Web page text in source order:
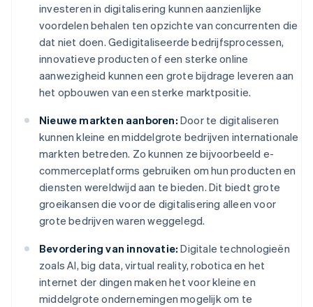
investeren in digitalisering kunnen aanzienlijke
voordelen behalen ten opzichte van concurrenten die
dat niet doen. Gedigitaliseerde bedrijfsprocessen,
innovatieve producten of een sterke online
aanwezigheid kunnen een grote bijdrage leveren aan
het opbouwen van een sterke marktpositie.
Nieuwe markten aanboren: Door te digitaliseren
kunnen kleine en middelgrote bedrijven internationale
markten betreden. Zo kunnen ze bijvoorbeeld e-
commerceplatforms gebruiken om hun producten en
diensten wereldwijd aan te bieden. Dit biedt grote
groeikansen die voor de digitalisering alleen voor
grote bedrijven waren weggelegd.
Bevordering van innovatie: Digitale technologieën
zoals AI, big data, virtual reality, robotica en het
internet der dingen maken het voor kleine en
middelgrote ondernemingen mogelijk om te